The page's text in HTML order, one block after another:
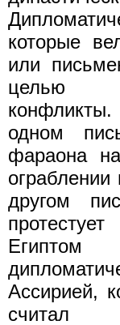
которые
или
целью
одном
фараона
ограблении
другом
Египтом
Ассирией,
считал